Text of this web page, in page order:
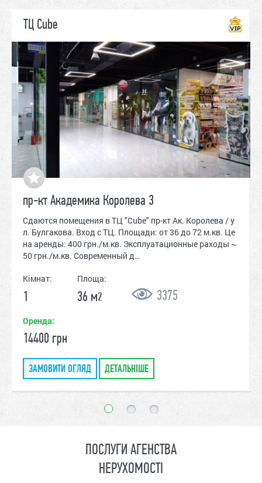
ТЦ Cube
пр-кт Академика Королева 3
Сдаются помещения в ТЦ "Cube" пр-кт Ак. Королева / у
л. Булгакова. Вход с ТЦ. Площади: от 36 до 72 м.кв. Це
на аренды: 400 грн./м.кв. Эксплуатационные раходы ~
50 грн./м.кв. Современный д…
Кімнат:
1
Площа:
36 м2 3375
Оренда:
14400 грн
ЗАМОВИТИ ОГЛЯД ДЕТАЛЬНІШЕ
ПОСЛУГИ АГЕНСТВА
НЕРУХОМОСТІ